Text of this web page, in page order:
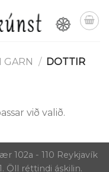
GARN / DOTTIR
við valið.
102a - 110 Reykjavík
Öll réttindi áskilin.